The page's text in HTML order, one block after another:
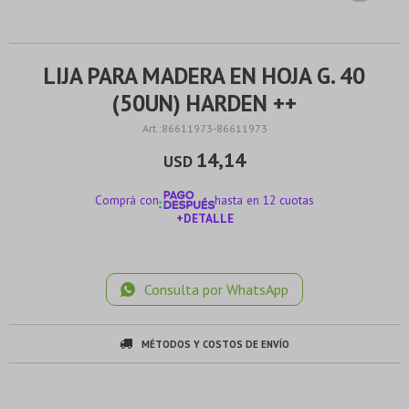
LIJA PARA MADERA EN HOJA G. 40
(50UN) HARDEN ++
86611973-86611973
USD 14,14
Comprá con
hasta en 12 cuotas
+DETALLE
Consulta por WhatsApp
MÉTODOS Y COSTOS DE ENVÍO